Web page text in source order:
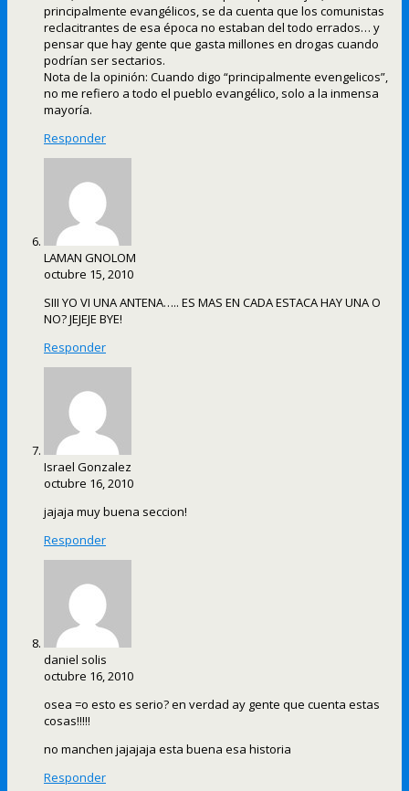
principalmente evangélicos, se da cuenta que los comunistas
reclacitrantes de esa época no estaban del todo errados… y
pensar que hay gente que gasta millones en drogas cuando
podrían ser sectarios.
Nota de la opinión: Cuando digo “principalmente evengelicos”,
no me refiero a todo el pueblo evangélico, solo a la inmensa
mayoría.
Responder
LAMAN GNOLOM
octubre 15, 2010
SIII YO VI UNA ANTENA….. ES MAS EN CADA ESTACA HAY UNA O
NO? JEJEJE BYE!
Responder
Israel Gonzalez
octubre 16, 2010
jajaja muy buena seccion!
Responder
daniel solis
octubre 16, 2010
osea =o esto es serio? en verdad ay gente que cuenta estas
cosas!!!!!
no manchen jajajaja esta buena esa historia
Responder